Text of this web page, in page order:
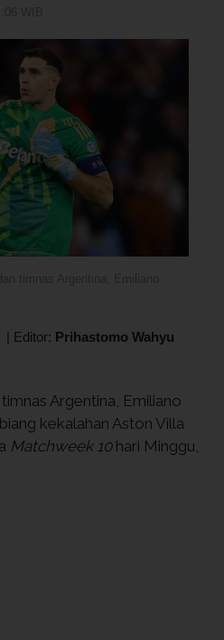
| Editor: Prihastomo Wahyu
Argentina, Emiliano
kekalahan Aston Villa
Matchweek 10 hari Minggu,